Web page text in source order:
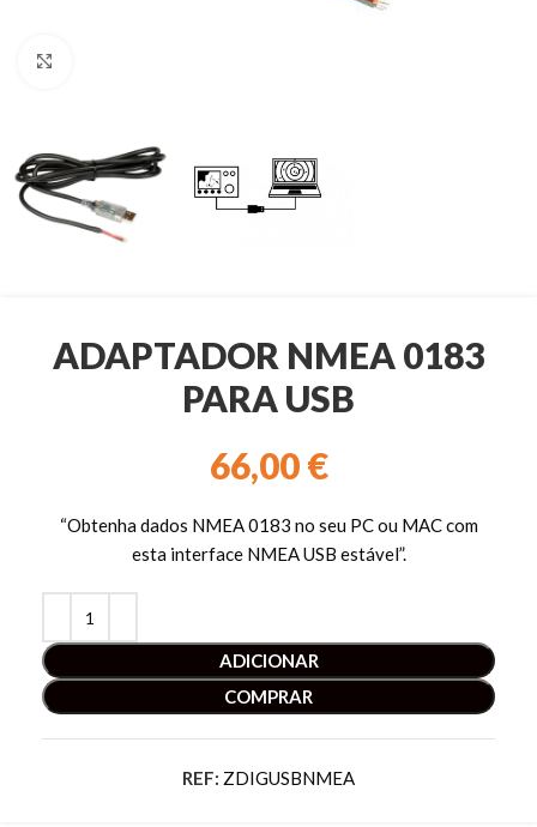
ADAPTADOR NMEA 0183
PARA USB
66,00€
“Obtenha dados NMEA 0183 no seu PC ou MAC com
esta interface NMEA USB estável”.
ADICIONAR
COMPRAR
REF: ZDIGUSBNMEA